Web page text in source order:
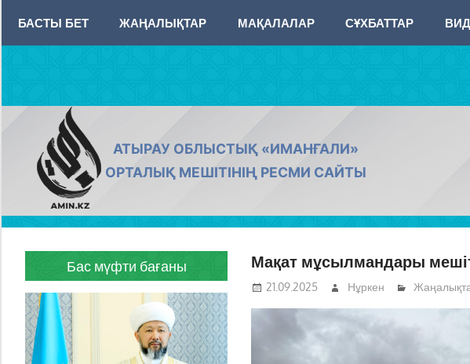
content
БАСТЫ БЕТ ЖАҢАЛЫҚТАР МАҚАЛАЛАР СҰХБАТТАР
AMIN.KZ
АТЫРАУ ОБЛЫСТЫҚ «ИМАНҒАЛИ»
ОРТАЛЫҚ МЕШІТІНІҢ РЕСМИ САЙТЫ
Мақат мұсылмандары
21.09.2025 Нұркен
Бас мүфти бағаны